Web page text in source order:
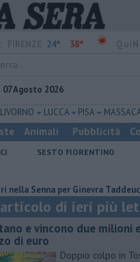
24° 38°
07 Agosto 2026
LIVORNO LUCCA PISA MASSA
Animali Pubblicità
SESTO FIORENTINO
per Ginevra Taddeucci
di ieri più
e vincono due milioni
di euro
Doppio colpo in